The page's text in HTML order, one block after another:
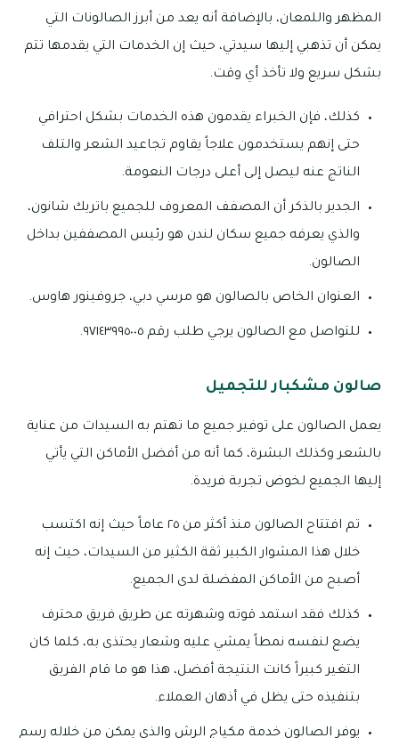
المظهر واللمعان، بالإضافة أنه يعد من أبرز الصالونات التي
يمكن أن تذهبي إليها سيدتي، حيث إن الخدمات التي يقدمها تتم
بشكل سريع ولا تأخذ أي وقت.
كذلك، فإن الخبراء يقدمون هذه الخدمات بشكل احترافي
حتى إنهم يستخدمون علاجاً يقاوم تجاعيد الشعر والتلف
الناتج عنه ليصل إلى أعلى درجات النعومة.
الجدير بالذكر أن المصفف المعروف للجميع باتريك شانون،
والذي يعرفه جميع سكان لندن هو رئيس المصففين بداخل
الصالون.
العنوان الخاص بالصالون هو مرسي دبي، جروفينور هاوس.
للتواصل مع الصالون يرجي طلب رقم ٩٧١٤٣٩٩٥٠٠٥.
صالون مشكبار للتجميل
يعمل الصالون على توفير جميع ما تهتم به السيدات من عناية
بالشعر وكذلك البشرة، كما أنه من أفضل الأماكن التي يأتي
إليها الجميع لخوض تجربة فريدة.
تم افتتاح الصالون منذ أكثر من ٢٥ عاماً حيث إنه اكتسب
خلال هذا المشوار الكبير ثقة الكثير من السيدات، حيث إنه
أصبح من الأماكن المفضلة لدى الجميع.
كذلك فقد استمد قوته وشهرته عن طريق فريق محترف
يضع لنفسه نمطاً يمشي عليه وشعار يحتذى به، كلما كان
التغير كبيراً كانت النتيجة أفضل، هذا هو ما قام الفريق
بتنفيذه حتى يظل في أذهان العملاء.
يوفر الصالون خدمة مكياج الرش والذي يمكن من خلاله رسم